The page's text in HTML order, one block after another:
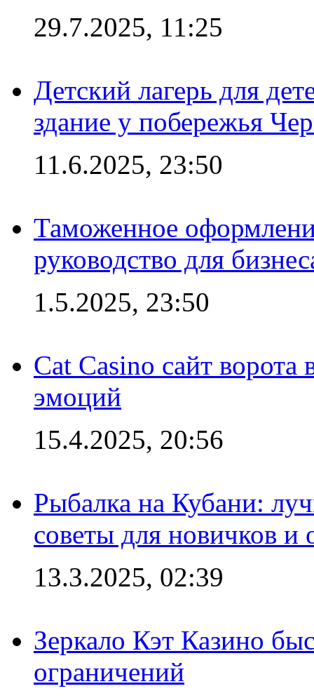
29.7.2025, 11:25
Детский лагерь для
здание у побережья
11.6.2025, 23:50
Таможенное
руководство для
1.5.2025, 23:50
Cat Casino сайт
эмоций
15.4.2025, 20:56
Рыбалка на Кубани:
советы для новичков
13.3.2025, 02:39
Зеркало Кэт Казино
ограничений